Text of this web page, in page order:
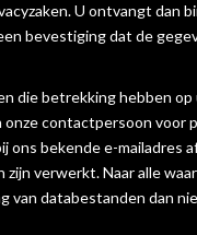
U ontvangt dan
bevestiging dat de
die betrekking hebben
contactpersoon voor
bekende e-mailadres
verwerkt. Naar alle
databestanden dan